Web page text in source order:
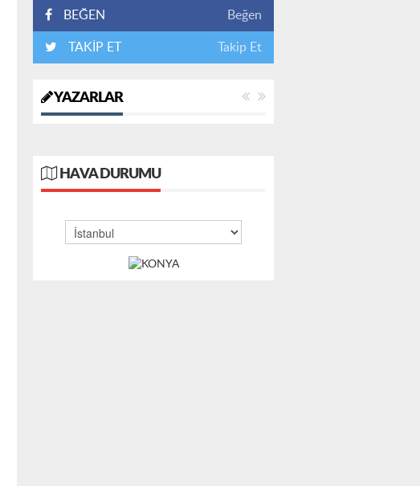
BEĞEN Beğen
TAKİP ET Takip Et
YAZARLAR
HAVA DURUMU